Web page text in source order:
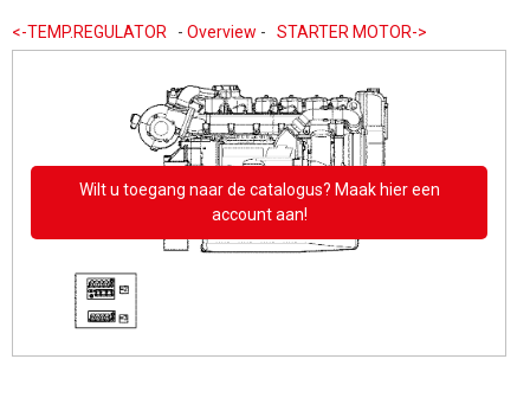
<-TEMP.REGULATOR - Overview - STARTER MOTOR->
Wilt u toegang naar de catalogus? Maak hier een
account aan!